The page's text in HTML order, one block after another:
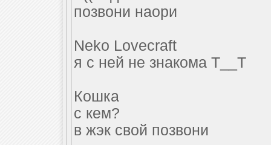
позвони наори
Neko Lovecraft
я с ней не знакома Т__Т
Кошка
с кем?
в жэк свой позвони